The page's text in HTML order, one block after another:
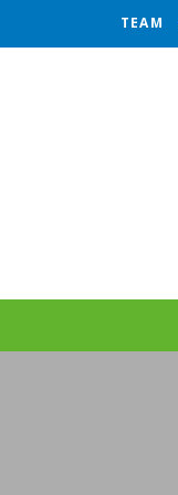
TEAM